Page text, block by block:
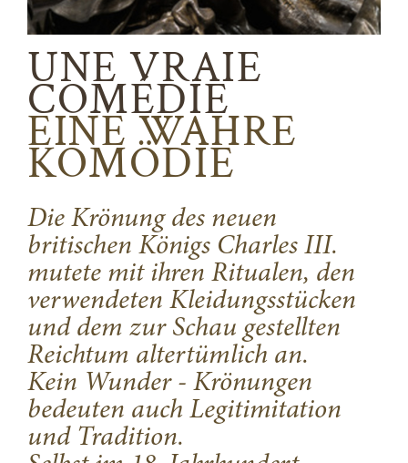
UNE VRAIE
COMÉDIE
EINE WAHRE
KOMÖDIE
Die Krönung des neuen
britischen Königs Charles III.
mutete mit ihren Ritualen, den
verwendeten Kleidungsstücken
und dem zur Schau gestellten
Reichtum altertümlich an.
Kein Wunder - Krönungen
bedeuten auch Legitimitation
und Tradition.